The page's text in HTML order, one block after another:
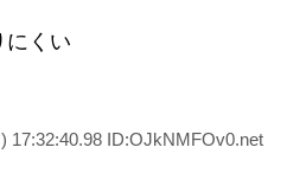
にくい
17:32:40.98 ID:OJkNMFOv0.net